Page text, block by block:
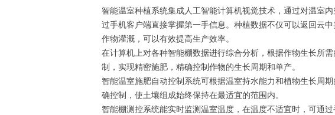
智能温室种植系统集成人工智能计算机视觉技术，通过对温室
过手机客户端直接掌握第一手信息。种植数据不仅可以返回云
作物灌溉，可以有效提高生产效率。
在计算机上对各种智能棚数据进行综合分析，根据作物生长所
制，实现精密施肥，精确控制作物的生长周期和单产。
智能温室施肥自动控制系统可根据温室持水能力和植物生长周
确控制，使土壤组成始终保持在最适宜的范围内。
智能棚测控系统能实时监测温室温度，在温度不适宜时，可通